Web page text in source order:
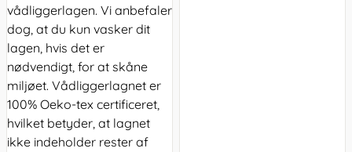
vådliggerlagen. Vi anbefaler
dog, at du kun vasker dit
lagen, hvis det er
nødvendigt, for at skåne
miljøet. Vådliggerlagnet er
100% Oeko-tex certificeret,
hvilket betyder, at lagnet
ikke indeholder rester af